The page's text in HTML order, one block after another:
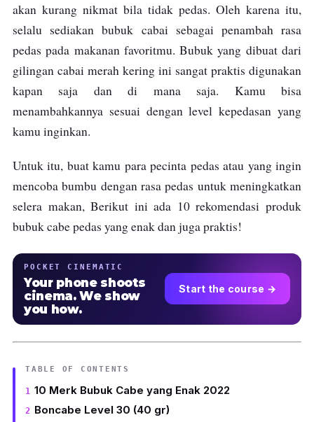
akan kurang nikmat bila tidak pedas. Oleh karena itu,
selalu sediakan bubuk cabai sebagai penambah rasa
pedas pada makanan favoritmu. Bubuk yang dibuat dari
gilingan cabai merah kering ini sangat praktis digunakan
kapan saja dan di mana saja. Kamu bisa
menambahkannya sesuai dengan level kepedasan yang
kamu inginkan.
Untuk itu, buat kamu para pecinta pedas atau yang ingin
mencoba bumbu dengan rasa pedas untuk meningkatkan
selera makan, Berikut ini ada 10 rekomendasi produk
bubuk cabe pedas yang enak dan juga praktis!
POCKET CINEMATIC
Your phone shoots
cinema. We show
you how.
Start the course →
TABLE OF CONTENTS
10 Merk Bubuk Cabe yang Enak 2022
Boncabe Level 30 (40 gr)